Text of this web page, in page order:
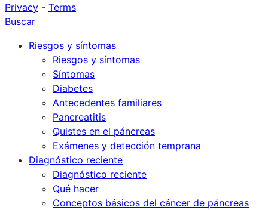
Privacy - Terms
Buscar
Riesgos y síntomas
Riesgos y síntomas
Síntomas
Diabetes
Antecedentes familiares
Pancreatitis
Quistes en el páncreas
Exámenes y detección temprana
Diagnóstico reciente
Diagnóstico reciente
Qué hacer
Conceptos básicos del cáncer de páncreas